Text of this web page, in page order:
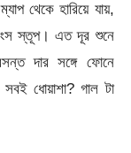
থেকে হারিয়ে যায়,
স্তূপ। এত দূর শুনে
দার সঙ্গে ফোনে
ধোয়াশা? গাল টা